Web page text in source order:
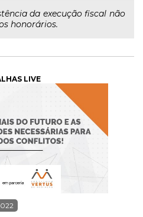
da execução fiscal não
honorários.
LIVE